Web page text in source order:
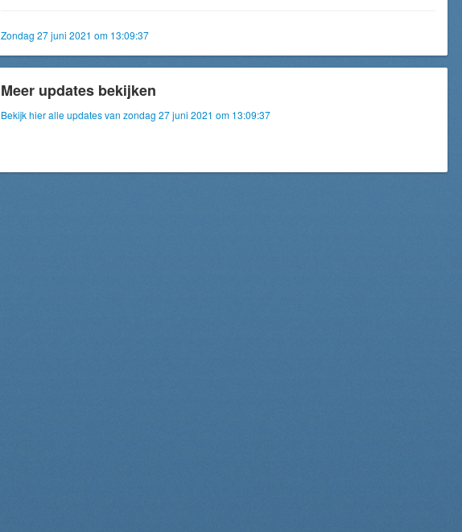
Zondag 27 juni 2021 om 13:09:37
Meer updates bekijken
Bekijk hier alle updates van zondag 27 juni 2021 om 13:09:37